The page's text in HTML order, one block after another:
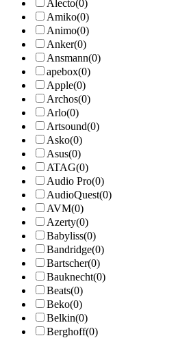
Alecto(0)
Amiko(0)
Animo(0)
Anker(0)
Ansmann(0)
apebox(0)
Apple(0)
Archos(0)
Arlo(0)
Artsound(0)
Asko(0)
Asus(0)
ATAG(0)
Audio Pro(0)
AudioQuest(0)
AVM(0)
Azerty(0)
Babyliss(0)
Bandridge(0)
Bartscher(0)
Bauknecht(0)
Beats(0)
Beko(0)
Belkin(0)
Berghoff(0)